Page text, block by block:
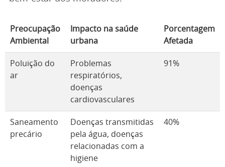
Preocupação
Ambiental
Impacto na saúde
urbana
Porcentagem
Afetada
Poluição do
ar
Problemas
respiratórios,
doenças
cardiovasculares
91%
Saneamento
precário
Doenças transmitidas
pela água, doenças
relacionadas com a
higiene
40%